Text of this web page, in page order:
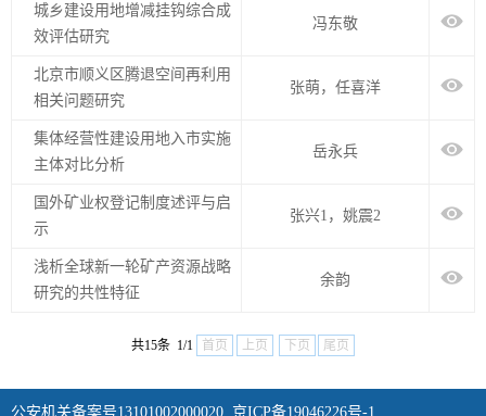
城乡建设用地增减挂钩综合成
效评估研究
冯东敬
北京市顺义区腾退空间再利用
相关问题研究
张萌，任喜洋
集体经营性建设用地入市实施
主体对比分析
岳永兵
国外矿业权登记制度述评与启
示
张兴1，姚震2
浅析全球新一轮矿产资源战略
研究的共性特征
余韵
共15条 1/1 首页 上页 下页 尾页
公安机关备案号13101002000020 京ICP备19046226号-1